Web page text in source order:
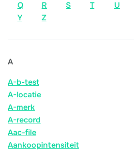
Q R S T U
Y
Z
A
A-b-test
A-locatie
A-merk
A-record
Aac-file
Aankoopintensiteit